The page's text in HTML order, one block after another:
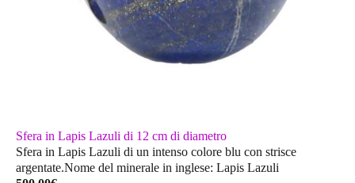
Sfera in Lapis Lazuli di 12 cm di diametro
Sfera in Lapis Lazuli di un intenso colore blu con strisce
argentate.Nome del minerale in inglese: Lapis Lazuli